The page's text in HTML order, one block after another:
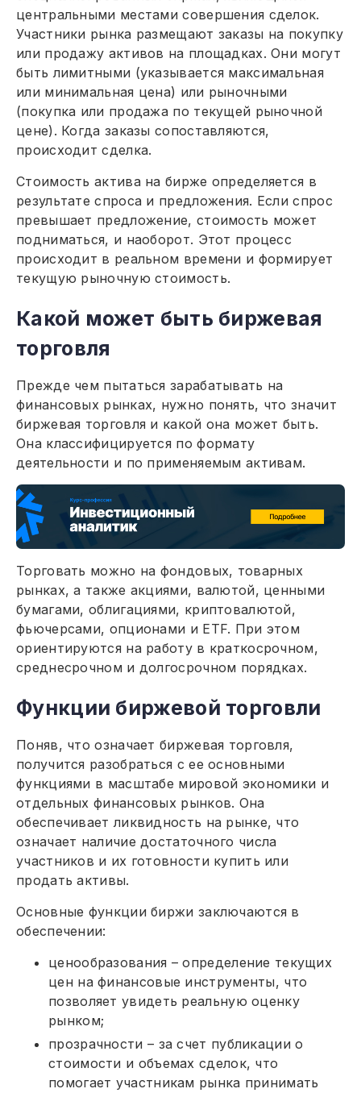
центральными местами совершения сделок.
Участники рынка размещают заказы на покупку
или продажу активов на площадках. Они могут
быть лимитными (указывается максимальная
или минимальная цена) или рыночными
(покупка или продажа по текущей рыночной
цене). Когда заказы сопоставляются,
происходит сделка.
Стоимость актива на бирже определяется в
результате спроса и предложения. Если спрос
превышает предложение, стоимость может
подниматься, и наоборот. Этот процесс
происходит в реальном времени и формирует
текущую рыночную стоимость.
Какой может быть биржевая
торговля
Прежде чем пытаться зарабатывать на
финансовых рынках, нужно понять, что значит
биржевая торговля и какой она может быть.
Она классифицируется по формату
деятельности и по применяемым активам.
Торговать можно на фондовых, товарных
рынках, а также акциями, валютой, ценными
бумагами, облигациями, криптовалютой,
фьючерсами, опционами и ETF. При этом
ориентируются на работу в краткосрочном,
среднесрочном и долгосрочном порядках.
Функции биржевой торговли
Поняв, что означает биржевая торговля,
получится разобраться с ее основными
функциями в масштабе мировой экономики и
отдельных финансовых рынков. Она
обеспечивает ликвидность на рынке, что
означает наличие достаточного числа
участников и их готовности купить или
продать активы.
Основные функции биржи заключаются в
обеспечении:
ценообразования – определение текущих
цен на финансовые инструменты, что
позволяет увидеть реальную оценку
рынком;
прозрачности – за счет публикации о
стоимости и объемах сделок, что
помогает участникам рынка принимать